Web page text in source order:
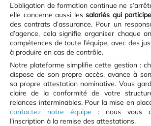
L’obligation de formation continue ne
elle concerne aussi lessalariés qui
des contrats d’assurance. Pour un
d’agence, cela signifie organiser chaque
compétences de toute l’équipe, avec des
à produire en cas de contrôle.
Notre plateforme simplifie cette gestion :
dispose de son propre accès, avance à
sa propre attestation nominative. Vous
claire de la conformité de votre
relances interminables. Pour la mise en
contactez notre équipe : nous vous
l’inscription à la remise des attestations.